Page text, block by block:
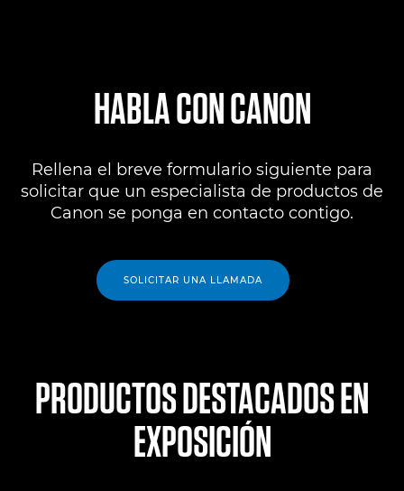
HABLA CON CANON
Rellena el breve formulario siguiente para
solicitar que un especialista de productos de
Canon se ponga en contacto contigo.
SOLICITAR UNA LLAMADA
PRODUCTOS DESTACADOS EN
EXPOSICIÓN